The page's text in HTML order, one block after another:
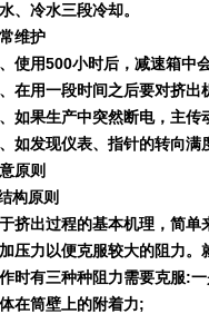
、冷水三段冷却。
维护
使用500小时后，减速箱中
在用一段时间之后要对挤
如果生产中突然断电，主
如发现仪表、指针的转向
原则
构原则
挤出过程的基本机理，简
压力以便克服较大的阻力。
时有三种种阻力需要克服:
在筒壁上的附着力;